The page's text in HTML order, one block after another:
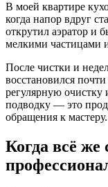
В моей квартире
когда напор вдруг
открутил аэратор и
мелкими частицами
После чистки и
восстановился
регулярную очистку
подводку — это
обращения к мастеру.
Когда всё же